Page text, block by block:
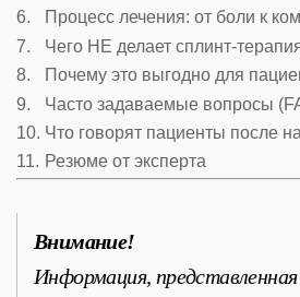
Процесс лечения: от боли к
Чего НЕ делает сплинт-
Почему это выгодно для
Часто задаваемые вопросы
Что говорят пациенты после
Резюме от эксперта
Внимание!
Информация,